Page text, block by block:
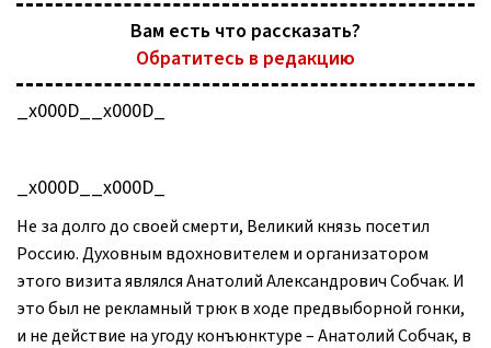
_x000D__x000D_
_x000D__x000D_
Не за долго до своей смерти, Великий князь посетил
Россию. Духовным вдохновителем и организатором
этого визита являлся Анатолий Александрович Собчак. И
это был не рекламный трюк в ходе предвыборной гонки,
и не действие на угоду конъюнктуре – Анатолий Собчак, в
Вам есть что рассказать?
Обратитесь в редакцию